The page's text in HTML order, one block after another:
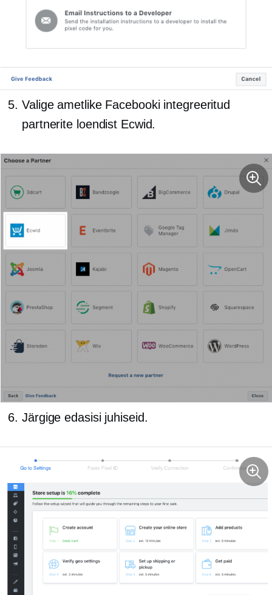
Valige ametlike Facebooki integreeritud
partnerite loendist Ecwid.
Järgige edasisi juhiseid.